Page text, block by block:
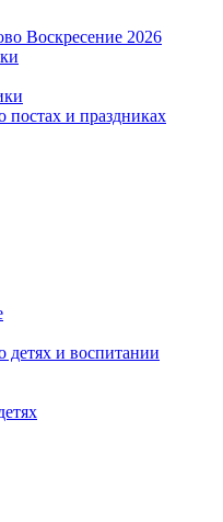
Воскресение 2026
и праздниках
и воспитании